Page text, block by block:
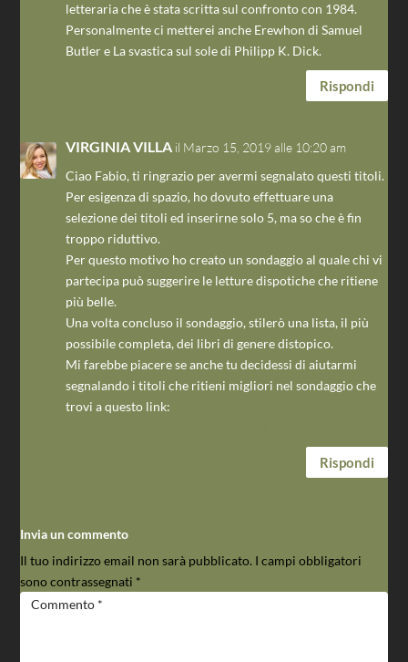
letteraria che è stata scritta sul confronto con 1984.
Personalmente ci metterei anche Erewhon di Samuel
Butler e La svastica sul sole di Philipp K. Dick.
Rispondi
VIRGINIA VILLA il Marzo 15, 2019 alle 10:20 am
Ciao Fabio, ti ringrazio per avermi segnalato questi titoli.
Per esigenza di spazio, ho dovuto effettuare una
selezione dei titoli ed inserirne solo 5, ma so che è fin
troppo riduttivo.
Per questo motivo ho creato un sondaggio al quale chi vi
partecipa può suggerire le letture dispotiche che ritiene
più belle.
Una volta concluso il sondaggio, stilerò una lista, il più
possibile completa, dei libri di genere distopico.
Mi farebbe piacere se anche tu decidessi di aiutarmi
segnalando i titoli che ritieni migliori nel sondaggio che
trovi a questo link:
Rispondi
Invia un commento
Il tuo indirizzo email non sarà pubblicato. I campi obbligatori
sono contrassegnati *